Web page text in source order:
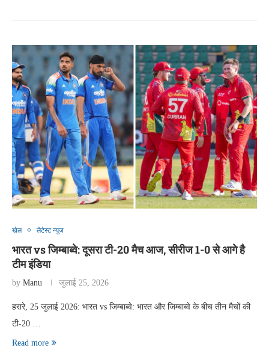
खेल लेटेस्ट न्यूज़
भारत vs जिम्बाब्वे: दूसरा टी-20 मैच आज, सीरीज 1-0 से आगे है
टीम इंडिया
by Manu जुलाई 25, 2026
हरारे, 25 जुलाई 2026: भारत vs जिम्बाब्वे: भारत और जिम्बाब्वे के बीच तीन मैचों की
टी-20 …
Read more